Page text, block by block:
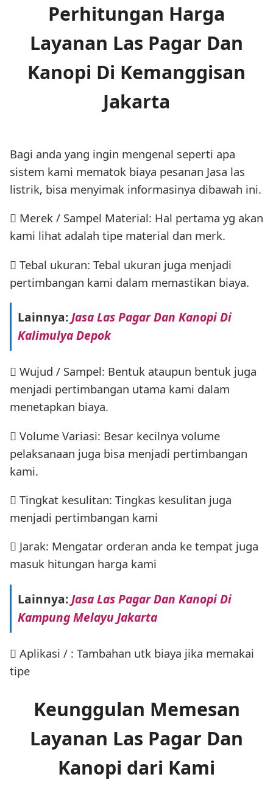
Perhitungan Harga
Layanan Las Pagar Dan
Kanopi Di Kemanggisan
Jakarta
Bagi anda yang ingin mengenal seperti apa
sistem kami mematok biaya pesanan Jasa las
listrik, bisa menyimak informasinya dibawah ini.
 Merek / Sampel Material: Hal pertama yg akan
kami lihat adalah tipe material dan merk.
 Tebal ukuran: Tebal ukuran juga menjadi
pertimbangan kami dalam memastikan biaya.
Lainnya:Jasa Las Pagar Dan Kanopi Di
Kalimulya Depok
 Wujud / Sampel: Bentuk ataupun bentuk juga
menjadi pertimbangan utama kami dalam
menetapkan biaya.
 Volume Variasi: Besar kecilnya volume
pelaksanaan juga bisa menjadi pertimbangan
kami.
 Tingkat kesulitan: Tingkas kesulitan juga
menjadi pertimbangan kami
 Jarak: Mengatar orderan anda ke tempat juga
masuk hitungan harga kami
Lainnya:Jasa Las Pagar Dan Kanopi Di
Kampung Melayu Jakarta
 Aplikasi / : Tambahan utk biaya jika memakai
tipe
Keunggulan Memesan
Layanan Las Pagar Dan
Kanopi dari Kami